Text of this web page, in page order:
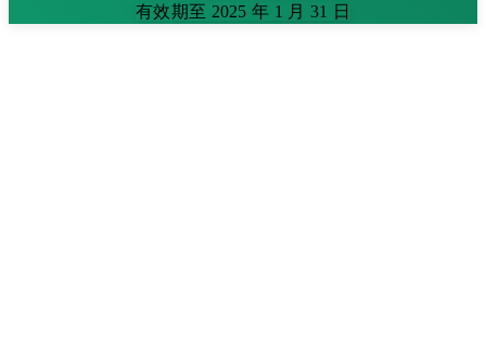
有效期至 2025 年 1 月 31 日